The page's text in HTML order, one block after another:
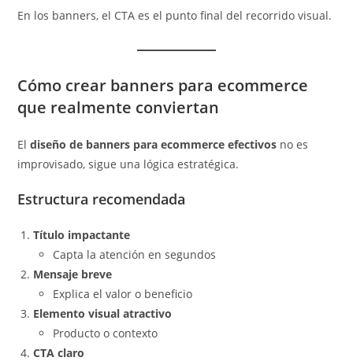
En los banners, el CTA es el punto final del recorrido visual.
Cómo crear banners para ecommerce
que realmente conviertan
Eldiseño de banners para ecommerce efectivos no es
improvisado, sigue una lógica estratégica.
Estructura recomendada
Título impactante
Capta la atención en segundos
Mensaje breve
Explica el valor o beneficio
Elemento visual atractivo
Producto o contexto
CTA claro